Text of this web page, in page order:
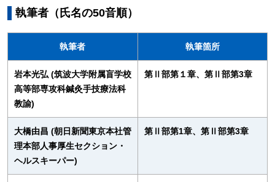
執筆者（氏名の50音順）
執筆者 執筆箇所
岩本光弘 (筑波大学附属盲学校
高等部専攻科鍼灸手技療法科
教諭)
第Ⅱ部第１章、第Ⅱ部第3章
大橋由昌 (朝日新聞東京本社管
理本部人事厚生セクション・
ヘルスキーパー)
第Ⅱ部第1章、第Ⅱ部第3章